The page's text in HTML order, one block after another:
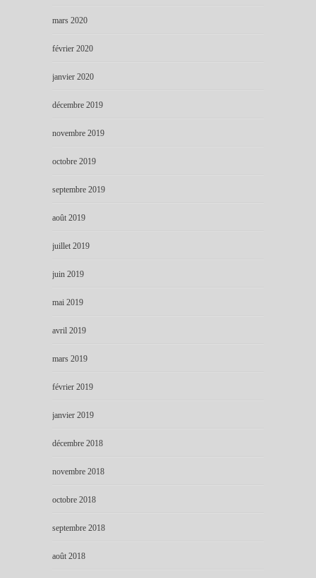
mars 2020
février 2020
janvier 2020
décembre 2019
novembre 2019
octobre 2019
septembre 2019
août 2019
juillet 2019
juin 2019
mai 2019
avril 2019
mars 2019
février 2019
janvier 2019
décembre 2018
novembre 2018
octobre 2018
septembre 2018
août 2018